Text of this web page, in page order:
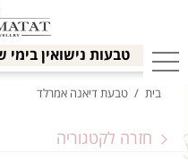
טבעות נישואין
בית / טבעת דיאנה אמרלד
חזרה לקטגוריה